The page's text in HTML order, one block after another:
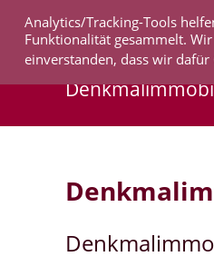
Analytics/Tracking-Tools
Funktionalität gesammelt.
einverstanden, dass wir dafür